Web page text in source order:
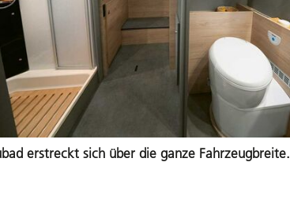
erstreckt sich über die ganze Fahrzeugbreite.